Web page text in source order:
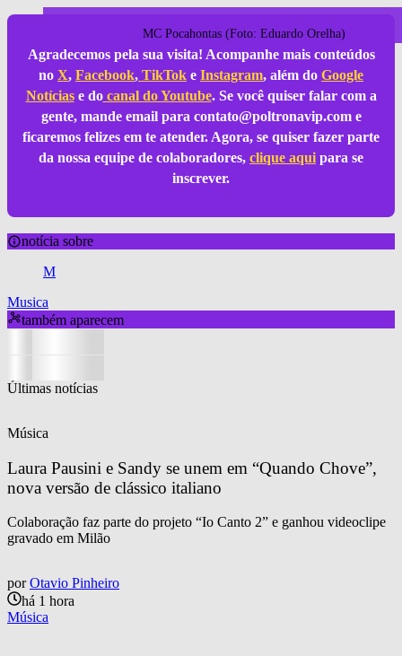
MC Pocahontas (Foto: Eduardo Orelha)
Agradecemos pela sua visita! Acompanhe mais conteúdos
no X, Facebook, TikTok e Instagram, além do Google
Notíciase docanal do Youtube. Se você quiser falar com a
gente, mande email para contato@poltronavip.come
ficaremos felizes em te atender. Agora, se quiser fazer parte
da nossa equipe de colaboradores, clique aqui para se
inscrever.
notícia sobre
M
Musica
também aparecem
Últimas notícias
Música
Laura Pausini e Sandy se unem em “Quando Chove”,
nova versão de clássico italiano
Colaboração faz parte do projeto “Io Canto 2” e ganhou videoclipe
gravado em Milão
por Otavio Pinheiro
há 1 hora
Música